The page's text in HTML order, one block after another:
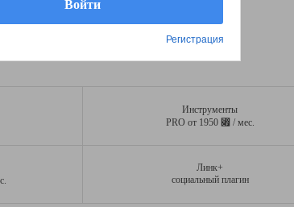
Инструменты
PRO от 1950 ⃏ / мес.
Линк+
социальный плагин
Регистрация